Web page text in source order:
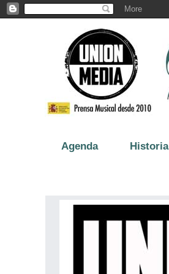
Agenda Historia